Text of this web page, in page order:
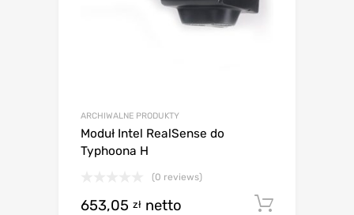
ARCHIWALNE PRODUKTY
Moduł Intel RealSense do
Typhoona H
(0 reviews)
653,05 zł netto